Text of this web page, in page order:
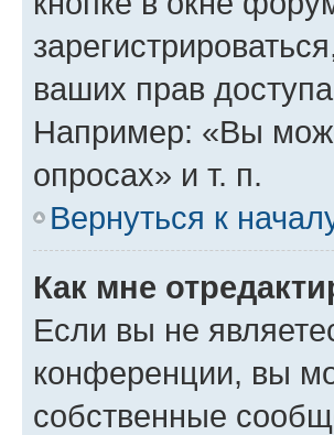
ваших прав
Например: «Вы
опросах» и т. п.
Вернуться к
Как мне
Если вы не
конференции, вы
собственные